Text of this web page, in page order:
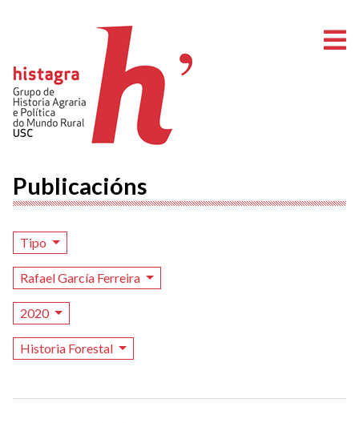
Publicacións
Tipo
Rafael García Ferreira
2020
Historia Forestal